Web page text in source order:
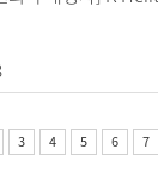
3 4 5 6 7